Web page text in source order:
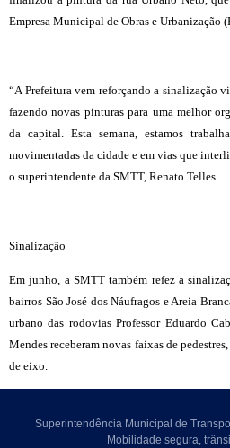
Empresa Municipal de Obras e Urbanização
“A Prefeitura vem reforçando a sinalização
fazendo novas pinturas para uma melhor
da capital. Esta semana, estamos
movimentadas da cidade e em vias que
o superintendente da SMTT, Renato Telles.
Sinalização
Em junho, a SMTT também refez a
bairros São José dos Náufragos e Areia
urbano das rodovias Professor Eduardo
Mendes receberam novas faixas de
de eixo.
Superintendência Municipal de
Mobilidade segura,